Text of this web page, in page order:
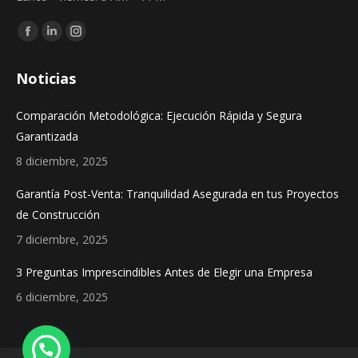
Find us on:
Facebook
opens
new
window
Linkedin
opens
new
window
Instagram
opens
new
window
Noticias
Comparación Metodológica: Ejecución Rápida y Segura
Garantizada
8 diciembre, 2025
Garantía Post-Venta: Tranquilidad Asegurada en tus Proyectos
de Construcción
7 diciembre, 2025
3 Preguntas Imprescindibles Antes de Elegir una Empresa
6 diciembre, 2025